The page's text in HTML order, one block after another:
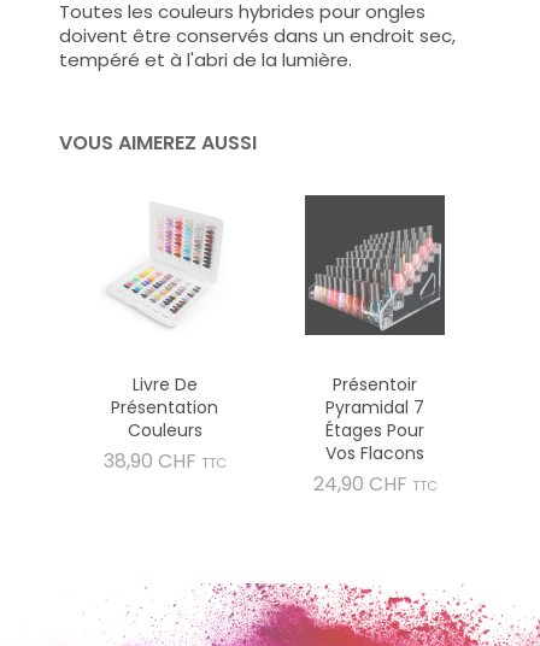
Toutes les couleurs hybrides pour ongles
doivent être conservés dans un endroit sec,
tempéré et à l'abri de la lumière.
VOUS AIMEREZ AUSSI
Livre De
Présentation
Couleurs
38,90 CHF Prix
TTC
Présentoir
Pyramidal 7
Étages Pour
Vos Flacons
24,90 CHF Prix
TTC